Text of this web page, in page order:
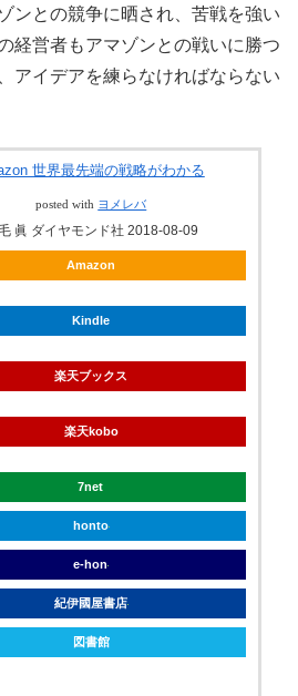
ンとの競争に晒され、苦戦を強い
経営者もアマゾンとの戦いに勝つ
アイデアを練らなければならない
世界最先端の戦略がわかる
posted with ヨメレバ
眞 ダイヤモンド社 2018-08-09
Amazon
Kindle
楽天ブックス
楽天kobo
7net
honto
e-hon
紀伊國屋書店
図書館